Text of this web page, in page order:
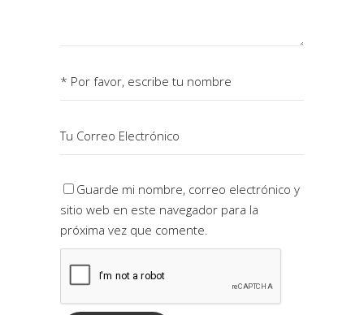
Guarde mi nombre, correo electrónico y
sitio web en este navegador para la
próxima vez que comente.